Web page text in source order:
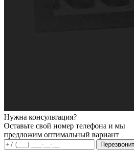
Нужна консультация?
Оставьте свой номер телефона и мы
предложим оптимальный вариант